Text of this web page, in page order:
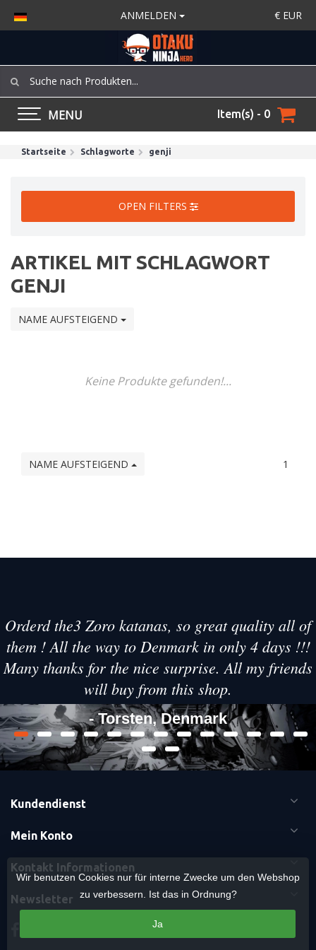
ANMELDEN € EUR
MENU Item(s) - 0
Startseite Schlagworte genji
OPEN FILTERS
ARTIKEL MIT SCHLAGWORT
GENJI
NAME AUFSTEIGEND
Keine Produkte gefunden!...
NAME AUFSTEIGEND 1
Orderd the3 Zoro katanas, so great quality all of
them ! All the way to Denmark in only 4 days !!!
Many thanks for the nice surprise. All my friends
will buy from this shop.
- Torsten, Denmark
Kundendienst
Mein Konto
Kontakt Informationen
Newsletter
Wir benutzen Cookies nur für interne Zwecke um den Webshop
zu verbessern. Ist das in Ordnung?
Ja